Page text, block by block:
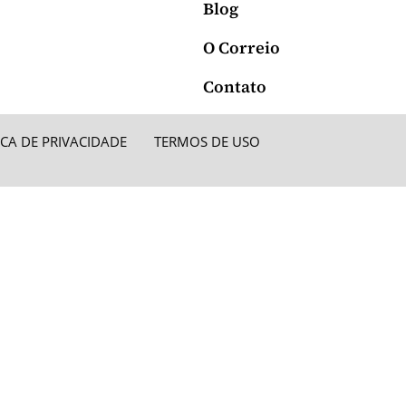
Blog
O Correio
Contato
DE PRIVACIDADE TERMOS DE USO